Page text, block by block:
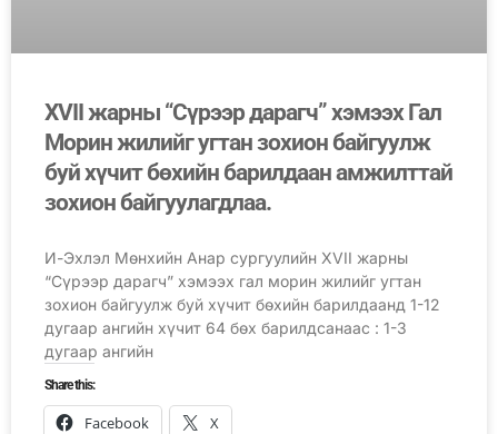
XVII жарны “Сүрээр дарагч” хэмээх Гал
Морин жилийг угтан зохион байгуулж
буй хүчит бөхийн барилдаан амжилттай
зохион байгуулагдлаа.
И-Эхлэл Мөнхийн Анар сургуулийн XVII жарны
“Сүрээр дарагч” хэмээх гал морин жилийг угтан
зохион байгуулж буй хүчит бөхийн барилдаанд 1-12
дугаар ангийн хүчит 64 бөх барилдсанаас : 1-3
дугаар ангийн
Share this:
Facebook X